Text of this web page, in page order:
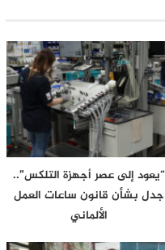
“يعود إلى عصر أجهزة التلكس”..
جدل بشأن قانون ساعات العمل
الألماني